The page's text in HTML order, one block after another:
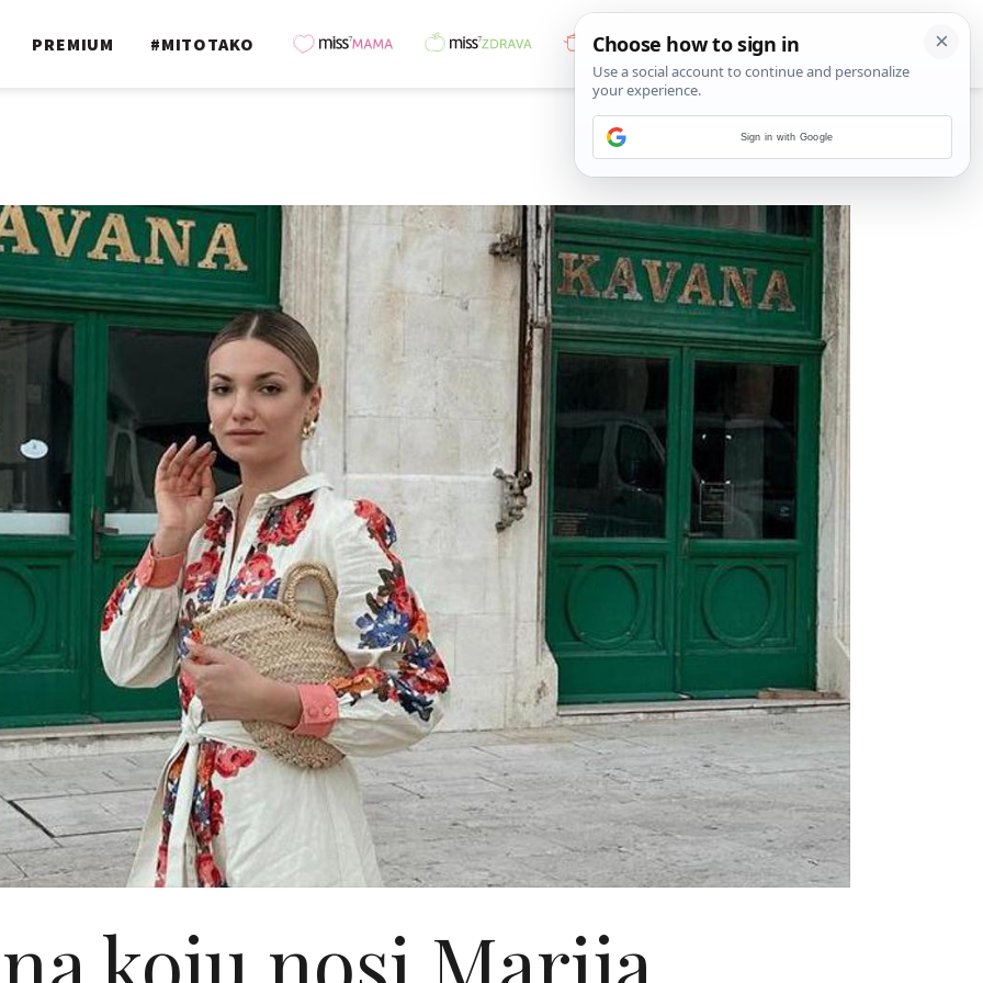
PREMIUM #MITOTAKO
Sign in with Google